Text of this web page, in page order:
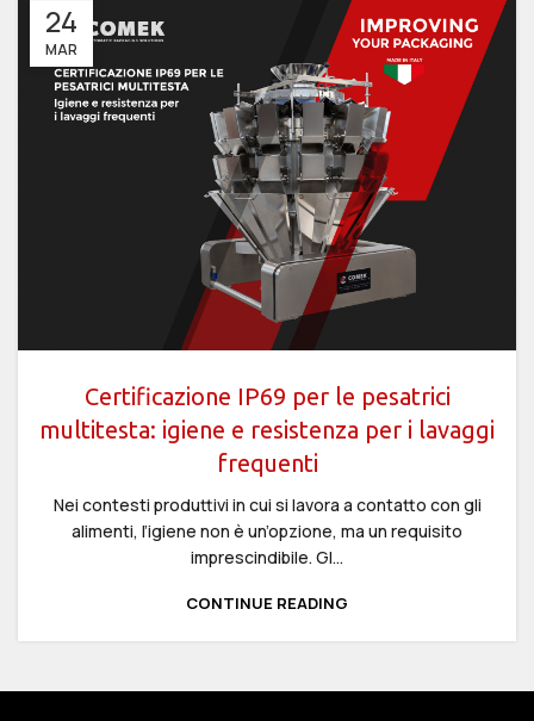
24
MAR
Certificazione IP69 per le pesatrici
multitesta: igiene e resistenza per i lavaggi
frequenti
Nei contesti produttivi in cui si lavora a contatto con gli
alimenti, l’igiene non è un’opzione, ma un requisito
imprescindibile. Gl...
CONTINUE READING